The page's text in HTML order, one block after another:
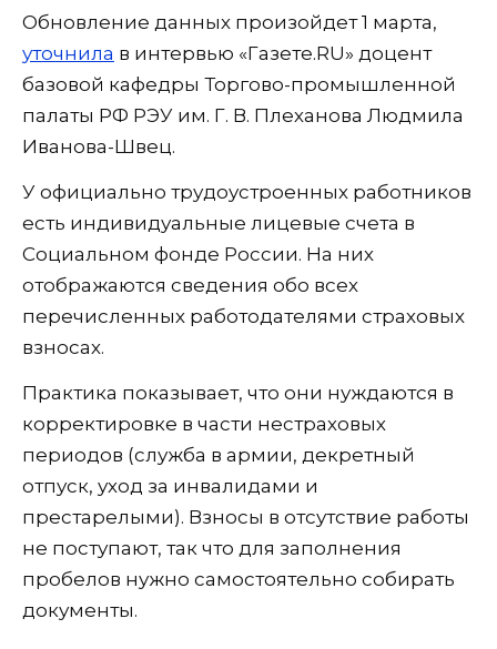
Обновление данных произойдет 1 марта,
уточнила в интервью «Газете.RU» доцент
базовой кафедры Торгово-промышленной
палаты РФ РЭУ им. Г. В. Плеханова Людмила
Иванова-Швец.
У официально трудоустроенных работников
есть индивидуальные лицевые счета в
Социальном фонде России. На них
отображаются сведения обо всех
перечисленных работодателями страховых
взносах.
Практика показывает, что они нуждаются в
корректировке в части нестраховых
периодов (служба в армии, декретный
отпуск, уход за инвалидами и
престарелыми). Взносы в отсутствие работы
не поступают, так что для заполнения
пробелов нужно самостоятельно собирать
документы.